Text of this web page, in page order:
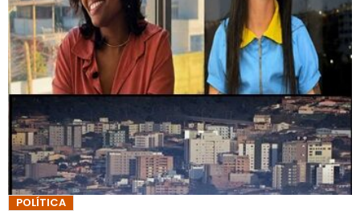
POLÍTICA